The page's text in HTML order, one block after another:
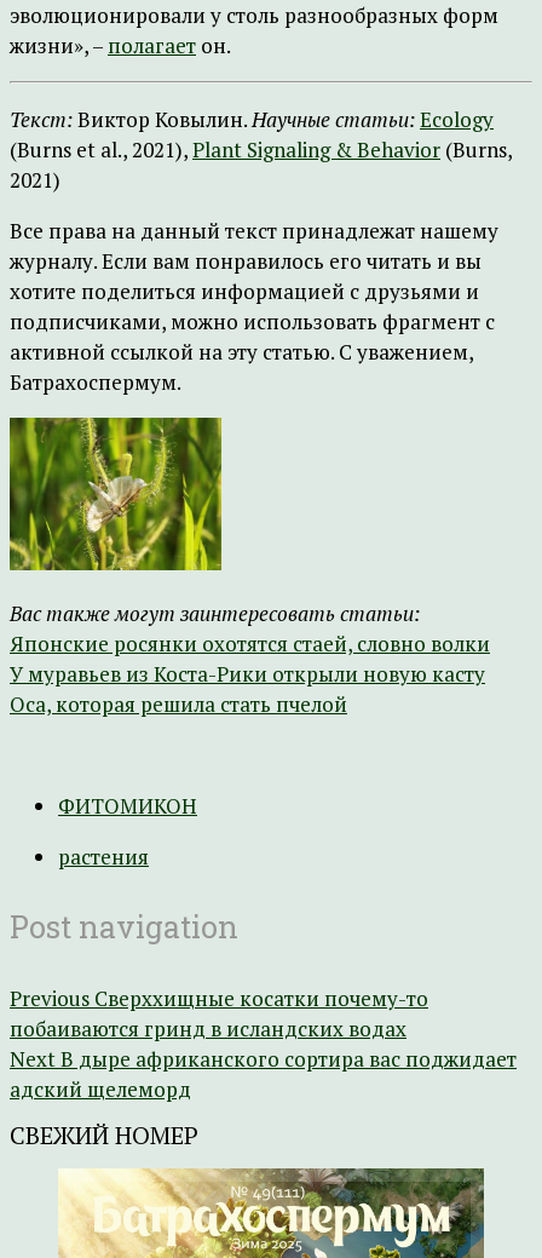
эволюционировали у столь разнообразных форм
жизни», – полагает он.
Текст:Виктор Ковылин.Научные статьи:Ecology
(Burns et al., 2021),Plant Signaling & Behavior (Burns,
2021)
Все права на данный текст принадлежат нашему
журналу. Если вам понравилось его читать и вы
хотите поделиться информацией с друзьями и
подписчиками, можно использовать фрагмент с
активной ссылкой на эту статью. С уважением,
Батрахоспермум.
Вас также могут заинтересовать статьи:
Японские росянки охотятся стаей, словно волки
У муравьев из Коста-Рики открыли новую касту
Оса, которая решила стать пчелой
ФИТОМИКОН
растения
Post navigation
Previous Сверххищные косатки почему-то
побаиваются гринд в исландских водах
NextВ дыре африканского сортира вас поджидает
адский щелеморд
СВЕЖИЙ НОМЕР